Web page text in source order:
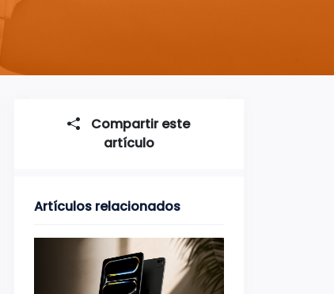
Compartir este
artículo
Artículos relacionados